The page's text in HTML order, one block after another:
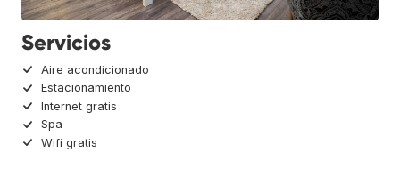
Servicios
Aire acondicionado
Estacionamiento
Internet gratis
Spa
Wifi gratis